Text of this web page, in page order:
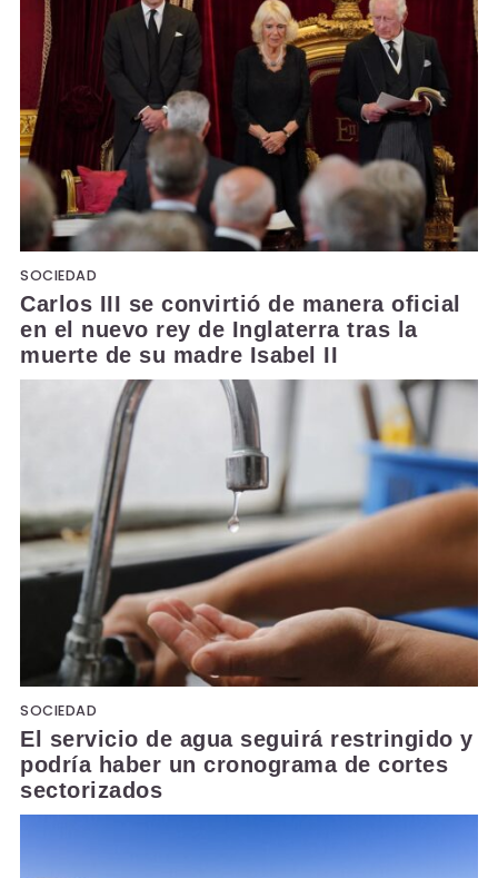
SOCIEDAD
Carlos III se convirtió de manera oficial
en el nuevo rey de Inglaterra tras la
muerte de su madre Isabel II
SOCIEDAD
El servicio de agua seguirá restringido y
podría haber un cronograma de cortes
sectorizados